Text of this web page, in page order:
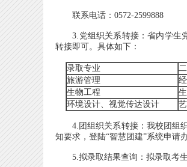
联系电话：0572-2599888
3.党组织关系转接：省内学生党
转接即可。具体如下：
录取专业
旅游管理
生物工程
环境设计、视觉传达设计
4.团组织关系转接：我校团组织
知要求，登陆“智慧团建”系统申请办
5.拟录取结果查询：拟录取考生